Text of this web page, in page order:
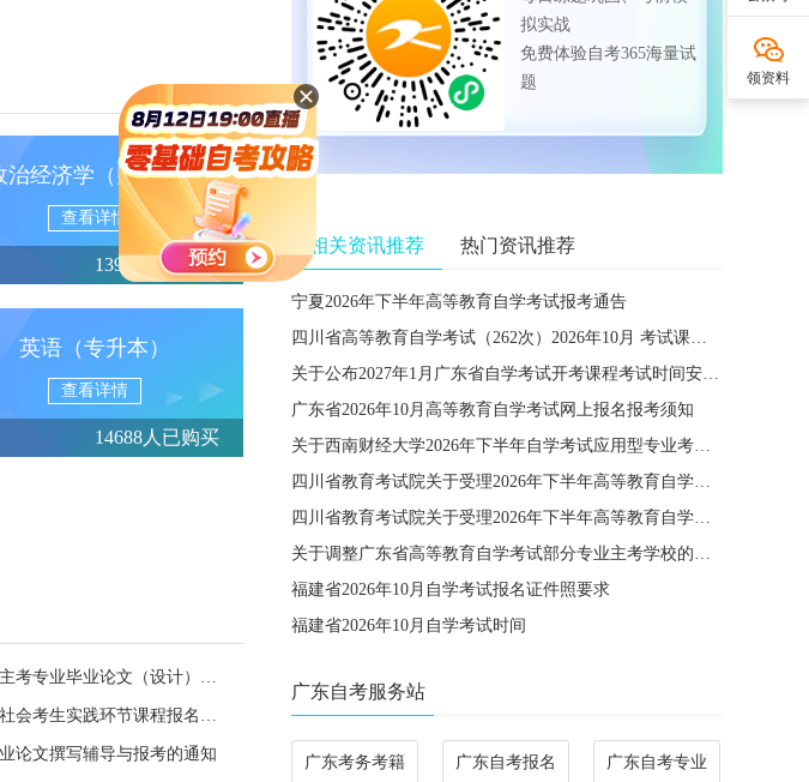
治经济学（财经类）
查看详情
13950人已购买
英语（专升本）
查看详情
14688人已购买
2024年第一期华南理工大学自考主考专业毕业论文（设计）报考和考核的通知
2023年下半年华南理工大学自考社会考生实践环节课程报名与考核工作通知
论文撰写辅导与报考的通知
拟实战
免费体验自考365海量试
题
相关资讯推荐 热门资讯推荐
宁夏2026年下半年高等教育自学考试报考通告
四川省高等教育自学考试（262次）2026年10月 考试课程简表
关于公布2027年1月广东省自学考试开考课程考试时间安排和使用教材的通知
广东省2026年10月高等教育自学考试网上报名报考须知
关于西南财经大学2026年下半年自学考试应用型专业考籍更改办理的通知
四川省教育考试院关于受理2026年下半年高等教育自学考试省际转考申请的通告
四川省教育考试院关于受理2026年下半年高等教育自学考试考籍更改申请的通告
关于调整广东省高等教育自学考试部分专业主考学校的通知
福建省2026年10月自学考试报名证件照要求
福建省2026年10月自学考试时间
广东自考服务站
广东考务考籍 广东自考报名 广东自考专业
领资料